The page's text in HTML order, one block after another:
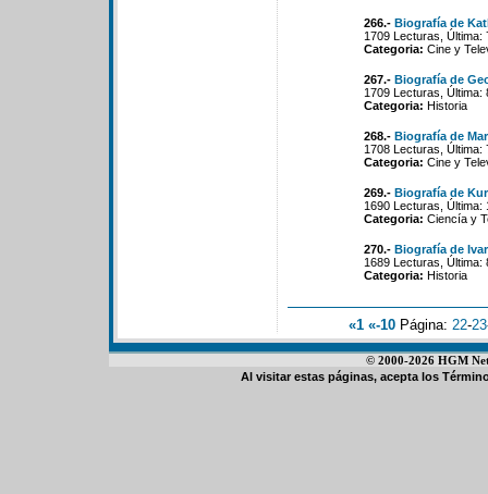
266.- Biografía de
1709 Lecturas,
Categoria: Cine y
267.- Biografía de
1709 Lecturas,
Categoria: Historia
268.- Biografía de
1708 Lecturas,
Categoria: Cine y
269.- Biografía de
1690 Lecturas,
Categoria: Ciencía y
270.- Biografía de
1689 Lecturas,
Categoria: Historia
«1 «-10 Página: 22-23
© 2000-2026 HGM
Al visitar estas páginas, acepta los